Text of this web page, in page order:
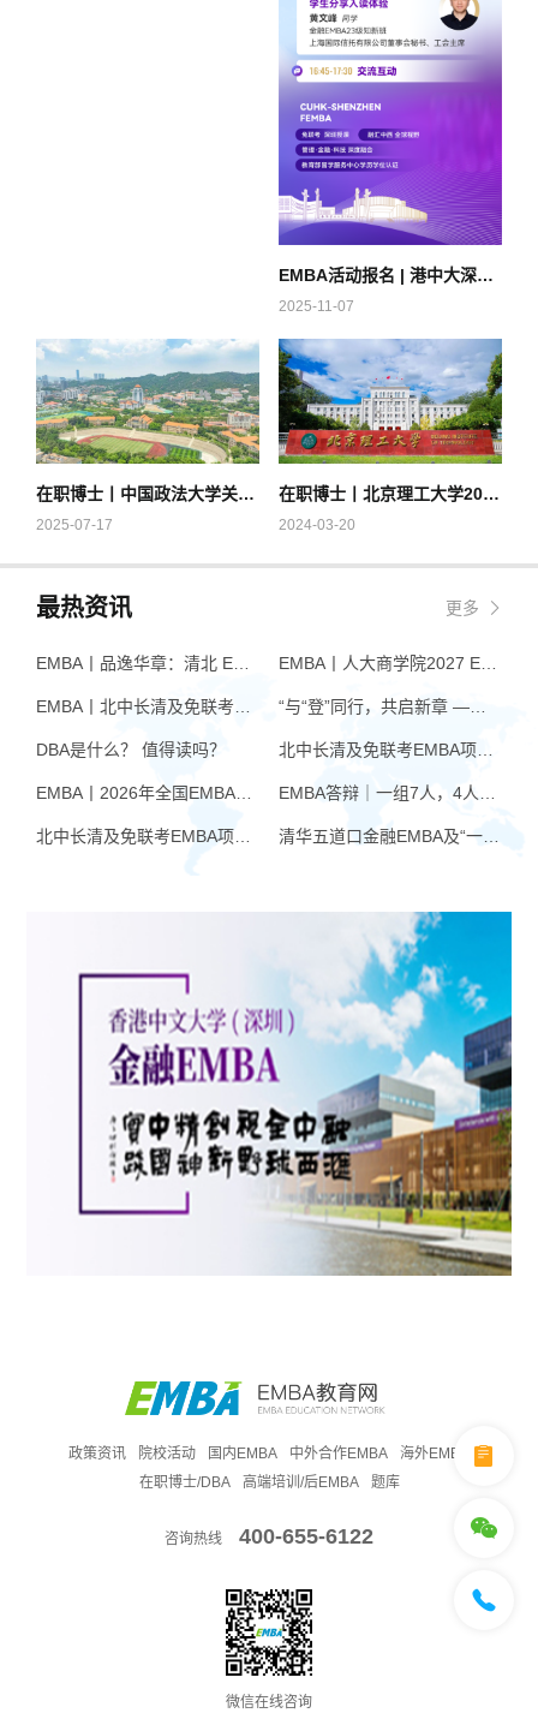
EMBA活动报名 | 港中大深圳金融EMBA公开课暨2026级招生说明会上海站
2025-11-07
在职博士丨中国政法大学关于公布2025年博士研究生招生章程的通知
2025-07-17
在职博士丨北京理工大学2024年博士研究生招生简章
2024-03-20
最热资讯 更多
EMBA丨品逸华章：清北 EMBA 辅导的学院派实力全景 EMBA丨人大商学院2027 EMBA招生 高额奖学金+前置赋能通道
EMBA丨北中长清及免联考EMBA项目申请时间汇总（7月篇） “与“登”同行，共启新章 —— 樊登老师与品逸华章团队新年聚会
DBA是什么？ 值得读吗？ 北中长清及免联考EMBA项目申请时间汇总（4月篇）
EMBA丨2026年全国EMBA学费汇总 EMBA答辩｜一组7人，4人没过！AI帮你提速，也可能让你翻车
北中长清及免联考EMBA项目申请时间汇总（6月篇） 清华五道口金融EMBA及“一带一路”金融EMBA2027级第三轮报名启动
政策资讯 院校活动 国内EMBA 中外合作EMBA
海外EMBA
在职博士/DBA
高端培训/后EMBA 题库
咨询热线 400-655-6122
微信在线咨询